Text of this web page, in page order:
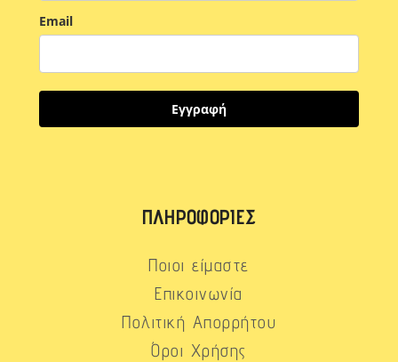
Email
Εγγραφή
ΠΛΗΡΟΦΟΡΊΕΣ
Ποιοι είμαστε
Επικοινωνία
Πολιτική Απορρήτου
Όροι Χρήσης